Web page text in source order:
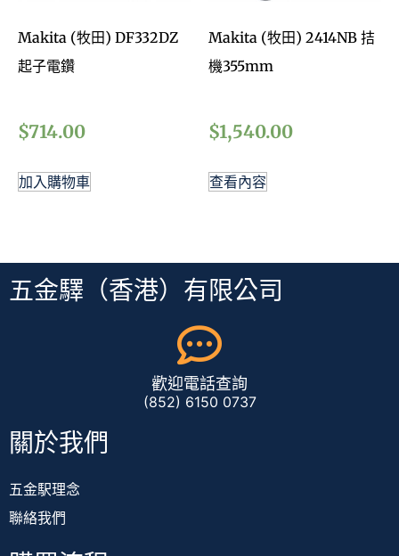
Makita (牧田) DF332DZ
起子電鑽
$714.00
加入購物車
Makita (牧田) 2414NB 拮
機355mm
$1,540.00
查看內容
五金驛（香港）有限公司
歡迎電話查詢
(852) 6150 0737
關於我們
五金駅理念
聯絡我們